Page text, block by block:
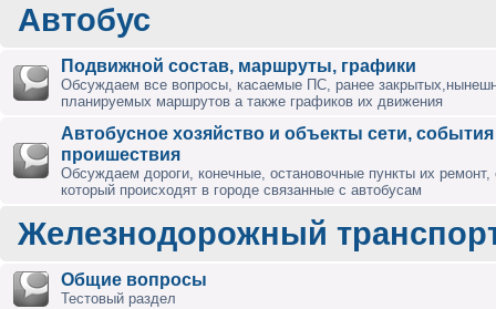
Автобус
Подвижной состав, маршруты, графики
Обсуждаем все вопросы, касаемые ПС, ранее
планируемых маршрутов а также графиков их движения
Автобусное хозяйство и объекты сети,
проишествия
Обсуждаем дороги, конечные, остановочные пункты их ремонт,
который происходят в городе связанные с автобусам
Железнодорожный
Общие вопросы
Тестовый раздел